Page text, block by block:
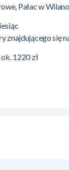
Pałac w
znajdującego się
1220 zł